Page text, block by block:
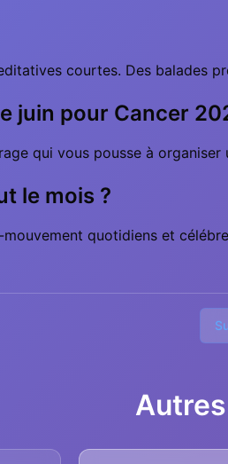
courtes. Des balades
juin pour Cancer
qui vous pousse à organiser
le mois ?
quotidiens et